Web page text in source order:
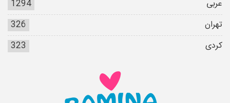
عربی
1294
تهران
326
کردی
323